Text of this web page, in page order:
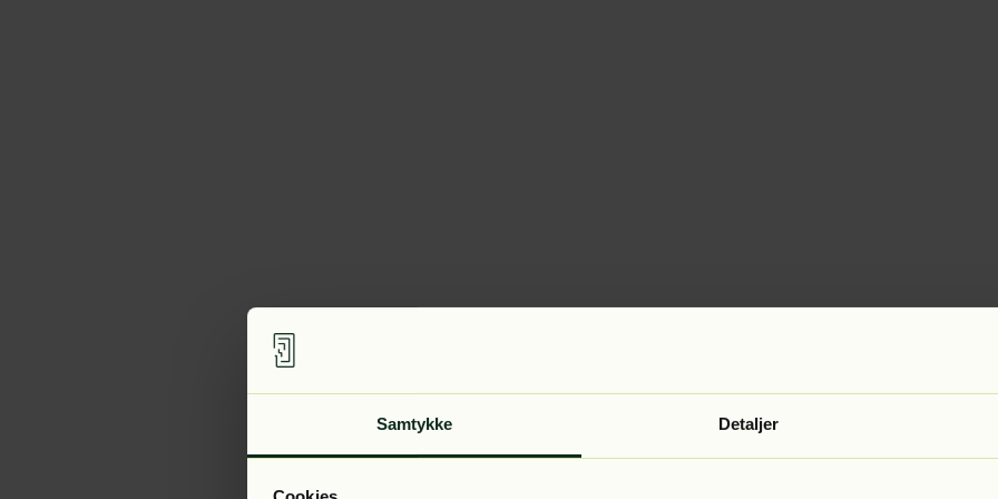
Samtykke Detaljer